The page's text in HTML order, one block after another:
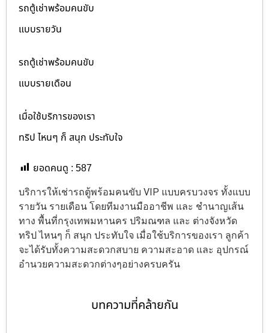
รถตู้เช่าพร้อมคนขับ
แบบรายวัน
รถตู้เช่าพร้อมคนขับ
แบบรายเดือน
เมื่อใช้บริการของเรา
ทริป ไหนๆ ก็ สนุก ประทับใจ
ยอดคนดู : 587
บริการให้เช่ารถตู้พร้อมคนขับ VIP แบบครบวงจร ทั้งแบบ
รายวัน รายเดือน โดยทีมงานมืออาชีพ และ ชำนาญเส้น
ทาง พื้นที่กรุงเทพมหานคร ปริมณฑล และ ต่างจังหวัด
ทริป ไหนๆ ก็ สนุก ประทับใจ เมื่อใช้บริการของเรา ลูกค้า
จะได้รับทั้งความสะดวกสบาย ความสะอาด และ อุปกรณ์
อำนวยความสะดวกต่างๆอย่างครบครัน
บทความที่คล้ายกัน